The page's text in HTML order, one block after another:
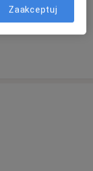
Diagnostyka i terapia kręgosłupa (pierwsza wizyta)
Zaakceptuj